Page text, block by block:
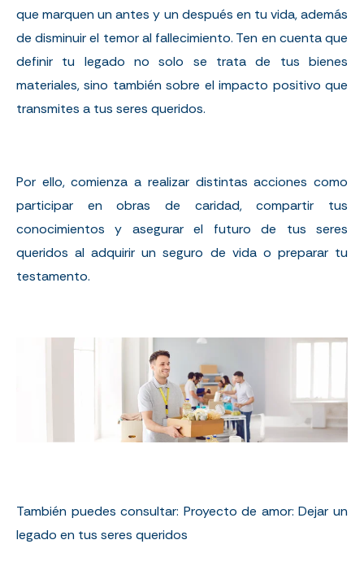
que marquen un antes y un después en tu vida, además
de disminuir el temor al fallecimiento. Ten en cuenta que
definir tu legado no solo se trata de tus bienes
materiales, sino también sobre el impacto positivo que
transmites a tus seres queridos.
Por ello, comienza a realizar distintas acciones como
participar en obras de caridad, compartir tus
conocimientos y asegurar el futuro de tus seres
queridos al adquirir un seguro de vida o preparar tu
testamento.
También puedes consultar: Proyecto de amor: Dejar un
legado en tus seres queridos